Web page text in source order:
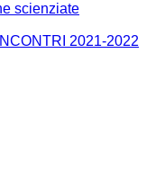
scienziate
2021-2022